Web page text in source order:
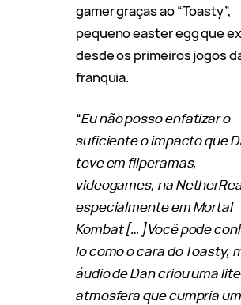
gamer graças ao “Toasty”,
pequeno easter egg que
desde os primeiros jogos
franquia.
“Eu não posso enfatizar o
suficiente o impacto que
teve em fliperamas,
videogames, na
especialmente em Mortal
Kombat […] Você pode
lo como o cara do Toasty,
áudio de Dan criou uma
atmosfera que cumpria um